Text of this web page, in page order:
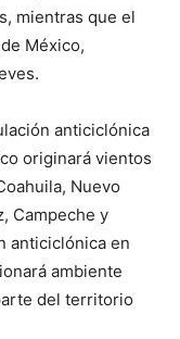
mientras que el
México,
anticiclónica
originará vientos
Nuevo
Campeche y
anticiclónica en
ambiente
del territorio